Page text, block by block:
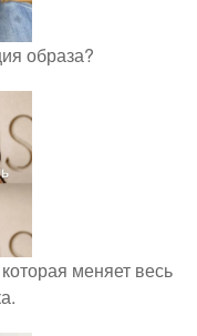
образа?
меняет весь